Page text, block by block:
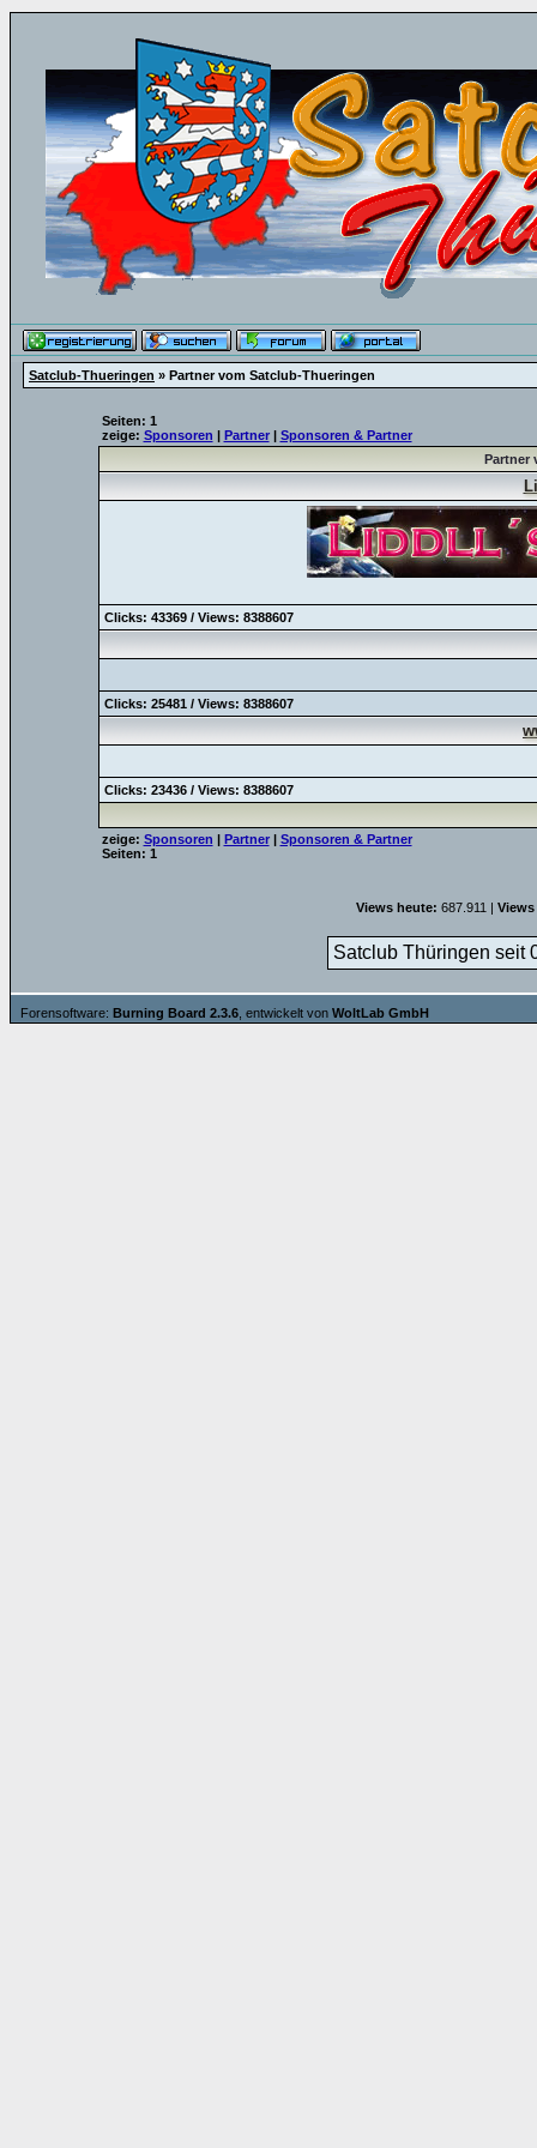
Satclub-Thueringen » Partner vom Satclub-Thueringen
Seiten: 1
zeige: Sponsoren | Partner| Sponsoren & Partner
Partner
Clicks: 43369 / Views: 8388607
Clicks: 25481 / Views: 8388607
Clicks: 23436 / Views: 8388607
zeige: Sponsoren | Partner| Sponsoren & Partner
Seiten: 1
Views heute: 687.911 |
Satclub Thüringen seit
Forensoftware: Burning Board 2.3.6 , entwickelt von WoltLab GmbH